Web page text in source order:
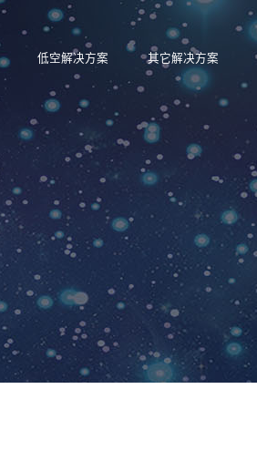
低空解决方案 其它解决方案